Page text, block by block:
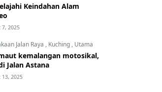
Keindahan Alam
7, 2025
Jalan Raya , Kuching , Utama
kemalangan motosikal,
Jalan Astana
13, 2025